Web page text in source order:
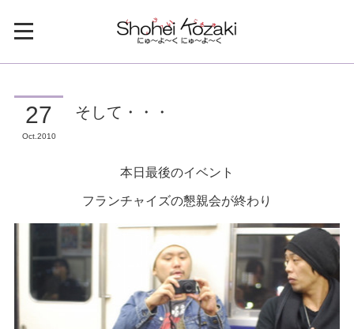
27
Oct 2010
そして・・・
本日最後のイベント
フランチャイズの懇親会が終わり